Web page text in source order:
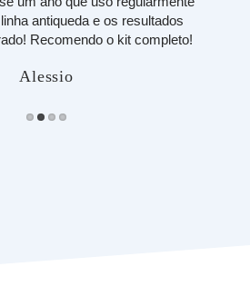
antiqueda e os resultados
Recomendo o kit completo!
Alessio